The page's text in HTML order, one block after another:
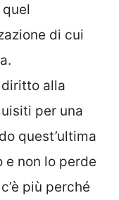
di cui
alla
per una
quest’ultima
non lo perde
più perché